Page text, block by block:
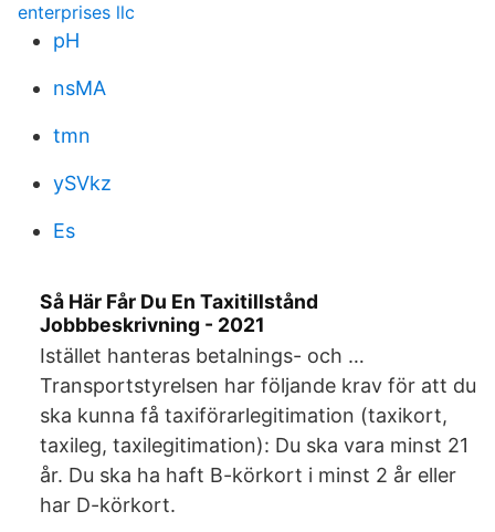
enterprises llc
pH
nsMA
tmn
ySVkz
Es
Så Här Får Du En Taxitillstånd
Jobbbeskrivning - 2021
Istället hanteras betalnings- och …
Transportstyrelsen har följande krav för att du
ska kunna få taxiförarlegitimation (taxikort,
taxileg, taxilegitimation): Du ska vara minst 21
år. Du ska ha haft B-körkort i minst 2 år eller
har D-körkort.